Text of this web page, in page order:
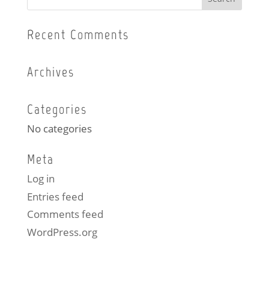
Recent Comments
Archives
Categories
No categories
Meta
Log in
Entries feed
Comments feed
WordPress.org